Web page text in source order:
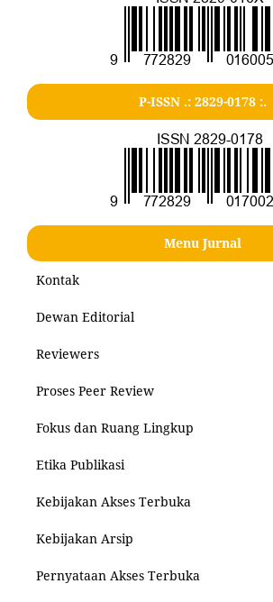
P-ISSN .: 2829-0178 :.
Menu Jurnal
Kontak
Dewan Editorial
Reviewers
Proses Peer Review
Fokus dan Ruang Lingkup
Etika Publikasi
Kebijakan Akses Terbuka
Kebijakan Arsip
Pernyataan Akses Terbuka